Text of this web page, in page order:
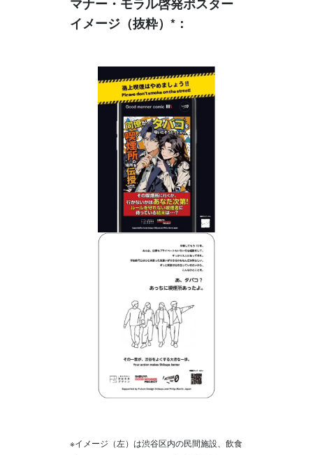
イメージ（抜粋）*：
※イメージ（左）は渋谷区内の民間施設、飲食